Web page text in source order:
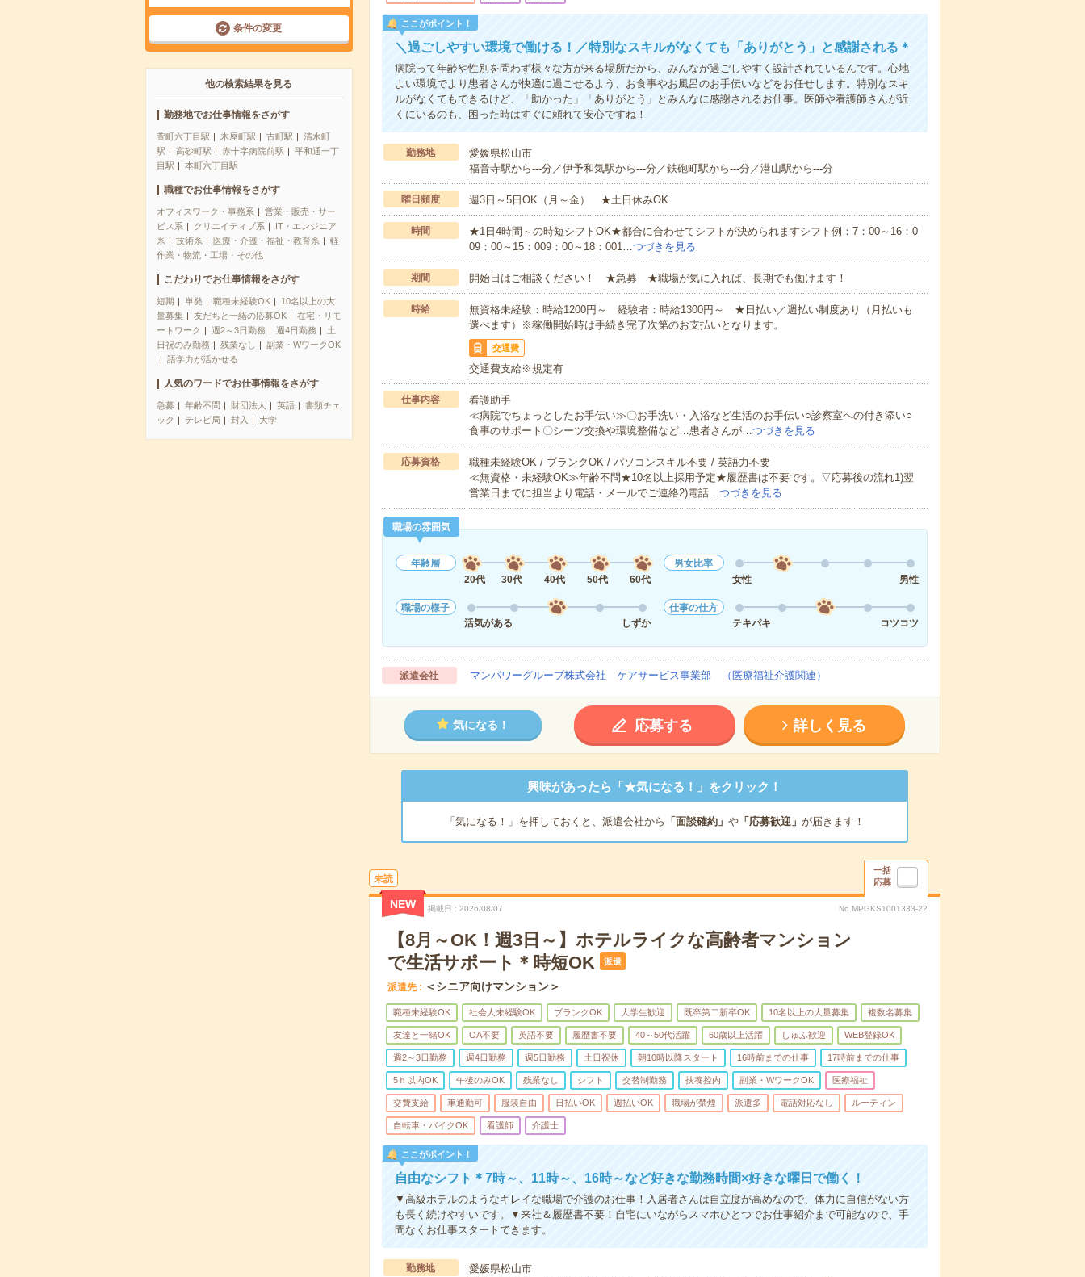
条件の変更
他の検索結果を見る
勤務地でお仕事情報をさがす
萱町六丁目駅 木屋町駅 古町駅
清水町
駅
高砂町駅 赤十字病院前駅
平和通一丁
目駅
本町六丁目駅
職種でお仕事情報をさがす
オフィスワーク・事務系
営業・販売・サー
ビス系
クリエイティブ系
IT・エンジニア
系
技術系 医療・介護・福祉・教育系
軽
作業・物流・工場・その他
こだわりでお仕事情報をさがす
短期 単発 職種未経験OK
10名以上の大
量募集
友だちと一緒の応募OK
在宅・リモ
ートワーク
週2～3日勤務 週4日勤務
土
日祝のみ勤務
残業なし
副業・WワークOK
語学力が活かせる
人気のワードでお仕事情報をさがす
急募 年齢不問 財団法人 英語
書類チェ
ック
テレビ局 封入 大学
ここがポイント！
＼過ごしやすい環境で働ける！／特別なスキルがなくても「ありがとう」と感謝される＊
病院って年齢や性別を問わず様々な方が来る場所だから、みんなが過ごしやすく設計されているんです。心地
よい環境でより患者さんが快適に過ごせるよう、お食事やお風呂のお手伝いなどをお任せします。特別なスキ
ルがなくてもできるけど、「助かった」「ありがとう」とみんなに感謝されるお仕事。医師や看護師さんが近
くにいるのも、困った時はすぐに頼れて安心ですね！
勤務地
愛媛県松山市
福音寺駅から---分／伊予和気駅から---分／鉄砲町駅から---分／港山駅から---分
曜日頻度 週3日～5日OK（月～金） ★土日休みOK
時間
★1日4時間～の時短シフトOK★都合に合わせてシフトが決められますシフト例：7：00～16：0
09：00～15：009：00～18：001…つづきを見る
期間 開始日はご相談ください！ ★急募 ★職場が気に入れば、長期でも働けます！
時給
無資格未経験：時給1200円～ 経験者：時給1300円～ ★日払い／週払い制度あり（月払いも
選べます）※稼働開始時は手続き完了次第のお支払いとなります。
交通費
交通費支給※規定有
仕事内容
看護助手
≪病院でちょっとしたお手伝い≫〇お手洗い・入浴など生活のお手伝い○診察室への付き添い○
食事のサポート〇シーツ交換や環境整備など…患者さんが…つづきを見る
応募資格
職種未経験OK / ブランクOK / パソコンスキル不要 / 英語力不要
≪無資格・未経験OK≫年齢不問★10名以上採用予定★履歴書は不要です。▽応募後の流れ1)翌
営業日までに担当より電話・メールでご連絡2)電話…つづきを見る
職場の雰囲気
年齢層
20代
30代 40代 50代 60代
男女比率
女性
男性
職場の様子
活気がある
しずか
仕事の仕方
テキパキ
コツコツ
派遣会社 マンパワーグループ株式会社 ケアサービス事業部 （医療福祉介護関連）
気になる！ 応募する 詳しく見る
興味があったら「★気になる！」をクリック！
「気になる！」を押しておくと、派遣会社から 「面談確約」 や「応募歓迎」 が届きます！
未読
一括
応募
NEW 掲載日 2026/08/07 No.MPGKS1001333-22
【8月～OK！週3日～】ホテルライクな高齢者マンション
で生活サポート＊時短OK
派遣
派遣先 ＜シニア向けマンション＞
職種未経験OK 社会人未経験OK ブランクOK 大学生歓迎 既卒第二新卒OK 10名以上の大量募集 複数名募集
友達と一緒OK OA不要 英語不要 履歴書不要 40～50代活躍 60歳以上活躍 しゅふ歓迎 WEB登録OK
週2～3日勤務 週4日勤務 週5日勤務 土日祝休 朝10時以降スタート 16時前までの仕事 17時前までの仕事
5ｈ以内OK 午後のみOK 残業なし シフト 交替制勤務 扶養控内 副業・WワークOK 医療福祉
交費支給 車通勤可 服装自由 日払いOK 週払いOK 職場が禁煙 派遣多 電話対応なし ルーティン
自転車・バイクOK 看護師 介護士
ここがポイント！
自由なシフト＊7時～、11時～、16時～など好きな勤務時間×好きな曜日で働く！
▼高級ホテルのようなキレイな職場で介護のお仕事！入居者さんは自立度が高めなので、体力に自信がない方
も長く続けやすいです。▼来社＆履歴書不要！自宅にいながらスマホひとつでお仕事紹介まで可能なので、手
間なくお仕事スタートできます。
勤務地
愛媛県松山市